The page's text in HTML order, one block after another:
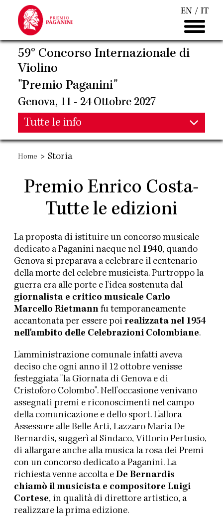
contenuto
principale
EN IT
59° Concorso Internazionale di
Violino
"Premio Paganini"
Genova, 11 - 24 Ottobre 2027
Main
navigation
Tutte le info
Main
navigation
Home > Storia
Premio Enrico Costa-
Tutte le edizioni
La proposta di istituire un concorso musicale
dedicato a Paganini nacque nel 1940, quando
Genova si preparava a celebrare il centenario
della morte del celebre musicista. Purtroppo la
guerra era alle porte e l'idea sostenuta dal
giornalista e critico musicale Carlo
Marcello Rietmann fu temporaneamente
accantonata per essere poi realizzata nel 1954
nell'ambito delle Celebrazioni Colombiane.
L'amministrazione comunale infatti aveva
deciso che ogni anno il 12 ottobre venisse
festeggiata "la Giornata di Genova e di
Cristoforo Colombo". Nell'occasione venivano
assegnati premi e riconoscimenti nel campo
della comunicazione e dello sport. L'allora
Assessore alle Belle Arti, Lazzaro Maria De
Bernardis, suggerì al Sindaco, Vittorio Pertusio,
di allargare anche alla musica la rosa dei Premi
con un concorso dedicato a Paganini. La
richiesta venne accolta e De Bernardis
chiamò il musicista e compositore Luigi
Cortese, in qualità di direttore artistico, a
realizzare la prima edizione.